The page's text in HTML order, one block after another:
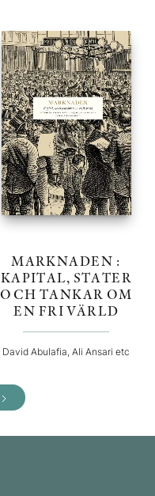
MARKNADEN :
KAPITAL, STATER
OCH TANKAR OM
EN FRI VÄRLD
David Abulafia, Ali Ansari etc